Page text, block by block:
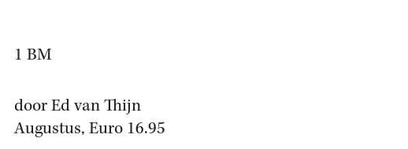
1 BM
door Ed van Thijn
Augustus, Euro 16.95